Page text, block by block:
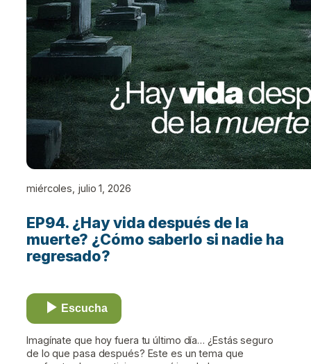
miércoles, julio 1, 2026
EP94. ¿Hay vida después de la
muerte? ¿Cómo saberlo si nadie ha
regresado?
Escucha
Imagínate que hoy fuera tu último día… ¿Estás seguro
de lo que pasa después? Este es un tema que